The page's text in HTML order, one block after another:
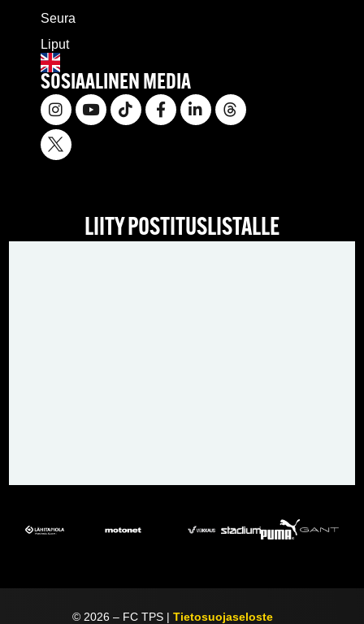
Seura
Liput
SOSIAALINEN MEDIA
LIITY POSTITUSLISTALLE
© 2026 – FC TPS |Tietosuojaseloste